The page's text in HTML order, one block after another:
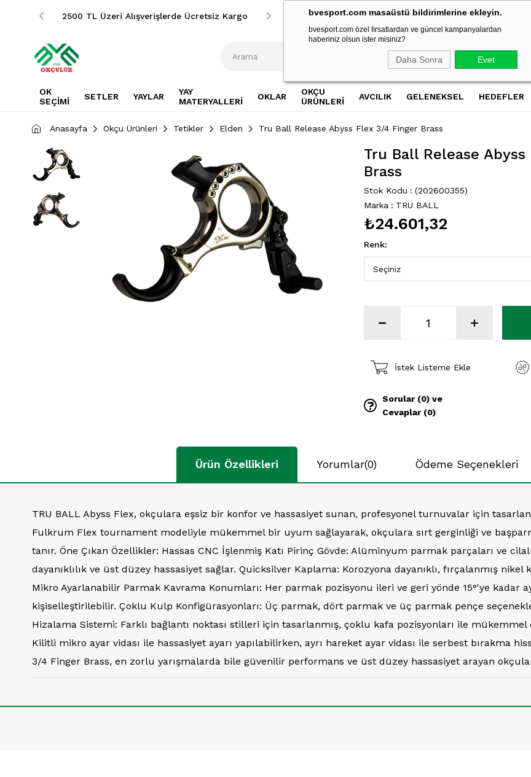
bvesport.com masaüstü bildirimlerine ekleyin.
bvesport.com özel fırsatlardan ve güncel kampanyalardan
haberiniz olsun ister misiniz?
Daha Sonra Evet
2500 TL Üzeri Alışverişlerde Ücretsiz Kargo 2500 TL Üzeri Alışverişlerde Ücretsiz Kargo 2500 TL
Müşteri
OK
SEÇİMİ
SETLER YAYLAR
YAY
MATERYALLERİ
OKLAR
OKÇU
ÜRÜNLERİ
AVCILIK GELENEKSEL HEDEFLER
Anasayfa Okçu Ürünleri Tetikler Elden Tru Ball Release Abyss Flex 3/4 Finger Brass
Tru Ball Release
Brass
Stok Kodu
(202600355)
Marka : TRU BALL
₺24.601,32
Renk:
İstek Listeme Ekle
Sorular (0) ve
Cevaplar (0)
Ürün Özellikleri Yorumlar(0) Ödeme Seçenekleri
TRU BALL Abyss Flex, okçulara eşsiz bir konfor ve hassasiyet sunan, profesyonel turnuvalar için
Fulkrum Flex tournament modeliyle mükemmel bir uyum sağlayarak, okçulara sırt gerginliği ve
tanır. Öne Çıkan Özellikler: Hassas CNC İşlenmiş Katı Pirinç Gövde: Alüminyum parmak parçaları ve
dayanıklılık ve üst düzey hassasiyet sağlar. Quicksilver Kaplama: Korozyona dayanıklı, fırçalanmış
Mikro Ayarlanabilir Parmak Kavrama Konumları: Her parmak pozisyonu ileri ve geri yönde 15°'ye kadar
kişiselleştirilebilir. Çoklu Kulp Konfigürasyonları: Üç parmak, dört parmak ve üç parmak pençe
Hizalama Sistemi: Farklı bağlantı noktası stilleri için tasarlanmış, çoklu kafa pozisyonları ile mükemmel
Kilitli mikro ayar vidası ile hassasiyet ayarı yapılabilirken, ayrı hareket ayar vidası ile serbest bırakma
3/4 Finger Brass, en zorlu yarışmalarda bile güvenilir performans ve üst düzey hassasiyet arayan